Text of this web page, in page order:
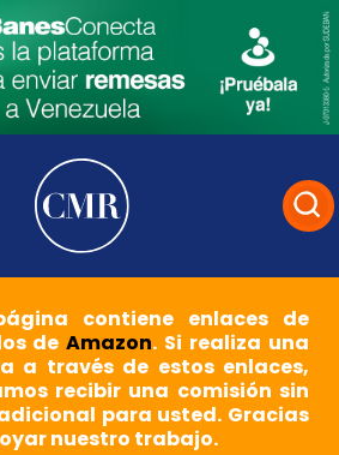
contiene enlaces de
deAmazon. Si realiza una
a través de estos enlaces,
recibir una comisión sin
para usted. Gracias
nuestro trabajo.